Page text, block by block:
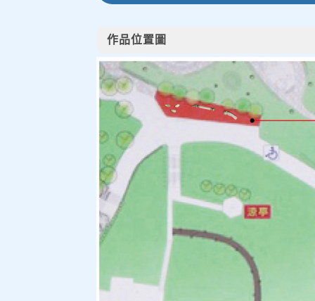
作品位置圖